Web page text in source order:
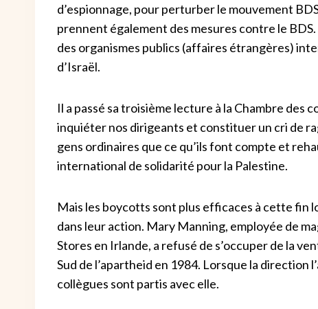
d’espionnage, pour perturber le mouvement
prennent également des mesures contre le
des organismes publics (affaires étrangères)
d’Israël.
Il a passé sa troisième lecture à la Chambre des
inquiéter nos dirigeants et constituer un cri de
gens ordinaires que ce qu’ils font compte et
international de solidarité pour la Palestine.
Mais les boycotts sont plus efficaces à cette fin
dans leur action. Mary Manning, employée de
Stores en Irlande, a refusé de s’occuper de la
Sud de l’apartheid en 1984. Lorsque la direction
collègues sont partis avec elle.